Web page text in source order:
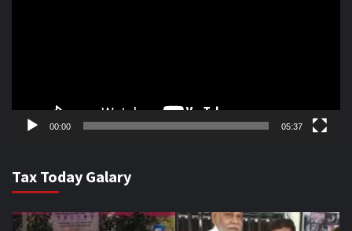
00:00 05:37
Tax Today Galary